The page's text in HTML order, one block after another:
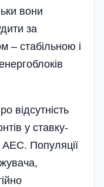
вони
за
– стабільною і
відсутність
у ставку-
АЕС. Популяції